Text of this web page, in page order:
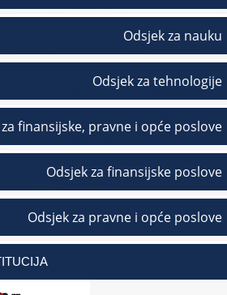
Odsjek za nauku
Odsjek za tehnologije
finansijske, pravne i opće poslove
Odsjek za finansijske poslove
Odsjek za pravne i opće poslove